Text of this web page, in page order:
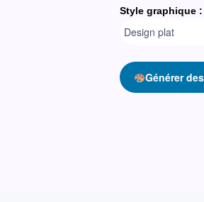
Style graphique :
Générer